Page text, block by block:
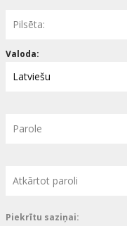
Kino
Klubs
Valoda:
Piekrītu saziņai: